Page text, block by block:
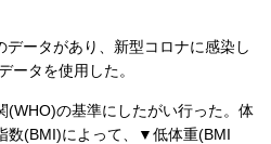
ータがあり、新型コロナに感染し
ータを使用した。
の基準にしたがい行った。体
数(BMI)によって、▼低体重(BMI